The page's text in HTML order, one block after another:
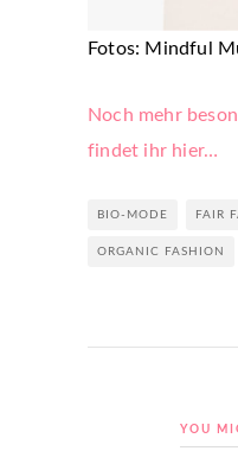
Fotos: Mindful
Noch mehr
findet ihr hier…
BIO-MODE FAIR
ORGANIC FASHION
YOU